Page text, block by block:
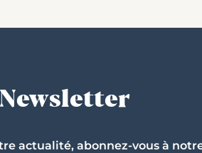
Newsletter
actualité, abonnez-vous à